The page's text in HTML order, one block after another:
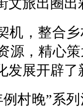
文旅出圈出
机，整合
源，精心
发展开辟了
村晚”系